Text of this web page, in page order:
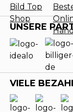
UNSERE
VIELE